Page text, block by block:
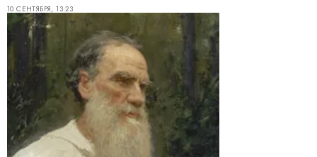
10 СЕНТЯБРЯ, 13:23